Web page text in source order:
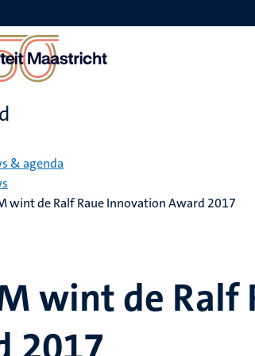
& agenda
wint de Ralf Raue Innovation Award 2017
wint de Ralf